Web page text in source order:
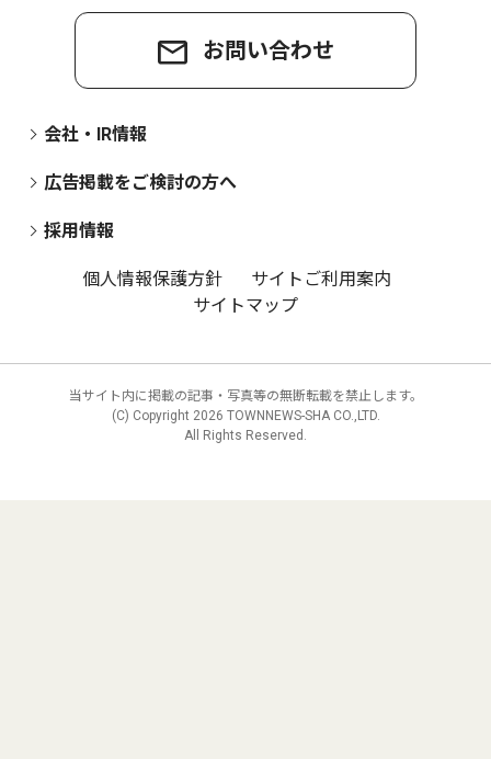
お問い合わせ
会社・IR情報
広告掲載をご検討の方へ
採用情報
個人情報保護方針
サイトご利用案内
サイトマップ
当サイト内に掲載の記事・写真等の無断転載を禁止します。
(C) Copyright 2026 TOWNNEWS-SHA CO.,LTD.
All Rights Reserved.